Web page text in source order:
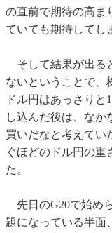
の直前で期待の高ま
ていても期待してし
そして結果が出る
ないということで、
ドル円はあっさりと
し込んだ後は、なか
買いだなと考えてい
ぐほどのドル円の重
た。
先日のG20で始め
題になっている半面